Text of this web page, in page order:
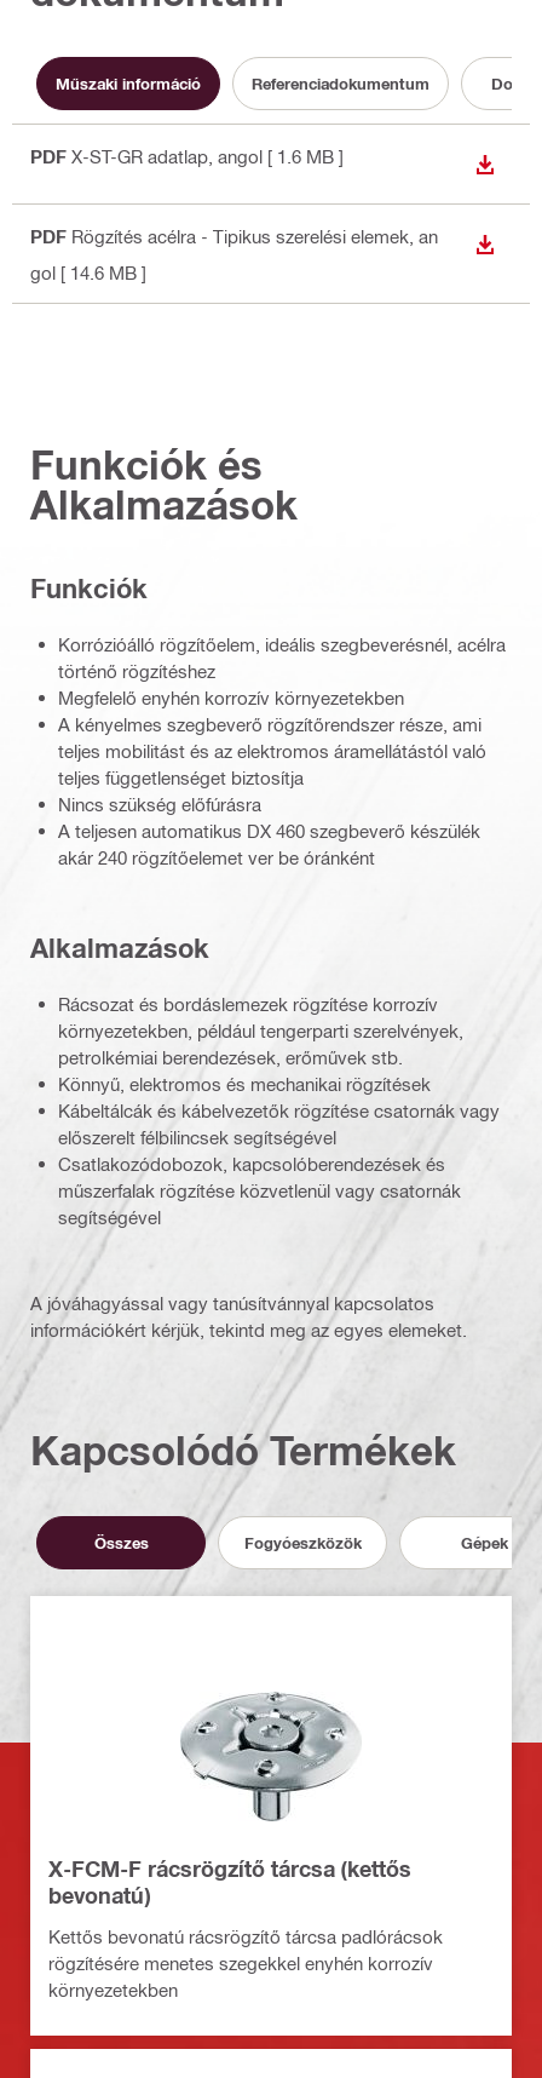
Műszaki információ Referenciadokumentum
PDF X-ST-GR adatlap , angol [ 1.6 MB ]
PDF Rögzítés acélra - Tipikus szerelési elemek , an
gol [ 14.6 MB ]
Funkciók és
Alkalmazások
Funkciók
Korrózióálló rögzítőelem, ideális szegbeverésnél, acélra
történő rögzítéshez
Megfelelő enyhén korrozív környezetekben
A kényelmes szegbeverő rögzítőrendszer része, ami
teljes mobilitást és az elektromos áramellátástól való
teljes függetlenséget biztosítja
Nincs szükség előfúrásra
A teljesen automatikus DX 460 szegbeverő készülék
akár 240 rögzítőelemet ver be óránként
Alkalmazások
Rácsozat és bordáslemezek rögzítése korrozív
környezetekben, például tengerparti szerelvények,
petrolkémiai berendezések, erőművek stb.
Könnyű, elektromos és mechanikai rögzítések
Kábeltálcák és kábelvezetők rögzítése csatornák vagy
előszerelt félbilincsek segítségével
Csatlakozódobozok, kapcsolóberendezések és
műszerfalak rögzítése közvetlenül vagy csatornák
segítségével
A jóváhagyással vagy tanúsítvánnyal kapcsolatos
információkért kérjük, tekintd meg az egyes elemeket.
Kapcsolódó Termékek
Összes Fogyóeszközök Gépek
X-FCM-F rácsrögzítő tárcsa (kettős
bevonatú)
Kettős bevonatú rácsrögzítő tárcsa padlórácsok
rögzítésére menetes szegekkel enyhén korrozív
környezetekben